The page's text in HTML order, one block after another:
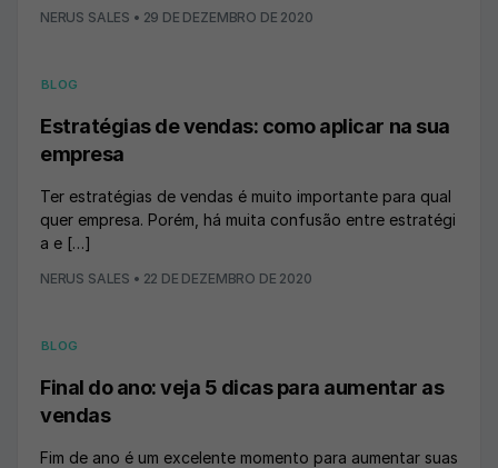
NERUS SALES • 29 DE DEZEMBRO DE 2020
BLOG
Estratégias de vendas: como aplicar na sua
empresa
Ter estratégias de vendas é muito importante para qual
quer empresa. Porém, há muita confusão entre estratégi
a e […]
NERUS SALES • 22 DE DEZEMBRO DE 2020
BLOG
Final do ano: veja 5 dicas para aumentar as
vendas
Fim de ano é um excelente momento para aumentar suas